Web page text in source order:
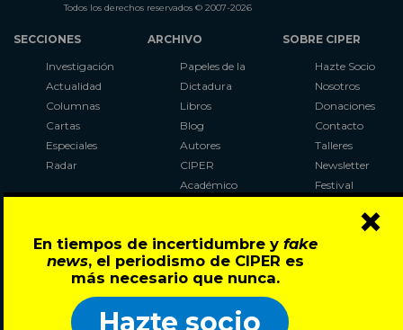
En tiempos de incertidumbre y fake
news, el periodismo de CIPER es
más necesario que nunca.
Hazte socio
×
Todos los derechos reservados © 2007-2026
SECCIONES
Investigación
Actualidad
Columnas
Cartas
Especiales
Radar
ARCHIVO
Papeles de la
Dictadura
Libros
Blog
Autores
CIPER
Académico
Al Plebiscito
con CIPER
SOBRE CIPER
Hazte Socio
Nosotros
Donaciones
Contacto
Talleres
Newsletter
Festival